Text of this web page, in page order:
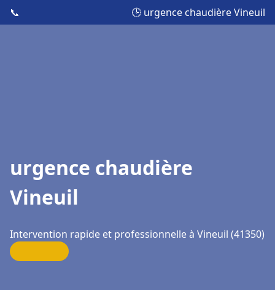
📞 🕒 urgence chaudière Vineuil
urgence chaudière
Vineuil
Intervention rapide et professionnelle à Vineuil (41350)